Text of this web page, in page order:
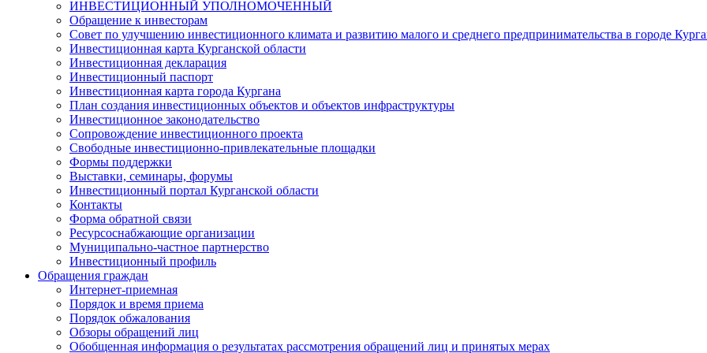
ИНВЕСТИЦИОННЫЙ УПОЛНОМОЧЕННЫЙ
Обращение к инвесторам
Совет по улучшению инвестиционного климата и развитию малого и среднего предпринимательства в городе
Инвестиционная карта Курганской области
Инвестиционная декларация
Инвестиционный паспорт
Инвестиционная карта города Кургана
План создания инвестиционных объектов и объектов инфраструктуры
Инвестиционное законодательство
Сопровождение инвестиционного проекта
Свободные инвестиционно-привлекательные площадки
Формы поддержки
Выставки, семинары, форумы
Инвестиционный портал Курганской области
Контакты
Форма обратной связи
Ресурсоснабжающие организации
Муниципально-частное партнерство
Инвестиционный профиль
Обращения граждан
Интернет-приемная
Порядок и время приема
Порядок обжалования
Обзоры обращений лиц
Обобщенная информация о результатах рассмотрения обращений лиц и принятых мерах